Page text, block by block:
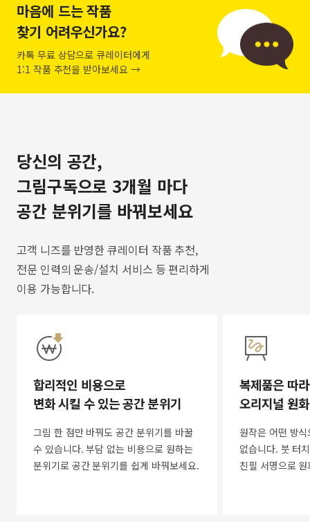
마음에 드는 작품
찾기 어려우신가요?
카톡 무료 상담으로 큐레이터에게
1:1 작품 추천을 받아보세요 →
당신의 공간,
그림구독으로 3개월 마다
공간 분위기를 바꿔보세요
고객 니즈를 반영한 큐레이터 작품 추천,
전문 인력의 운송/설치 서비스 등 편리하게
이용 가능합니다.
합리적인 비용으로
변화 시킬 수 있는 공간 분위기
그림 한 점만 바꿔도 공간 분위기를 바꿀
수 있습니다. 부담 없는 비용으로 원하는
분위기로 공간 분위기를 쉽게 바꿔보세요.
복제품은 따
오리지널 원
원작은 어떤 방
없습니다. 붓 터
친필 서명으로